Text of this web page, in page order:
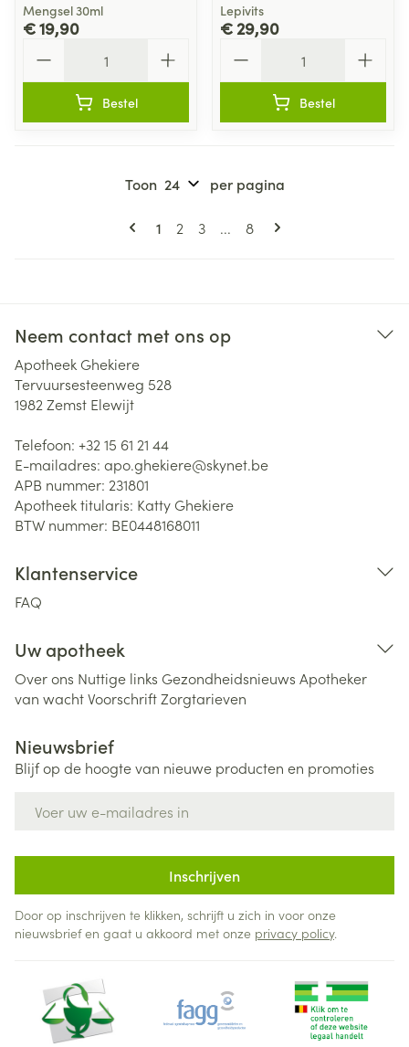
Mengsel 30ml
€ 19,90
Bestel
Lepivits
€ 29,90
Bestel
Pagina's
U lees momenteel pagina
1 Pagina
2 Pagina
3 ... Pagina
8
Toon per pagina
Neem contact met ons op
Apotheek Ghekiere
Tervuursesteenweg 528
1982 Zemst Elewijt
Telefoon: +32 15 61 21 44
E-mailadres: apo.ghekiere@skynet.be
APB nummer: 231801
Apotheek titularis: Katty Ghekiere
BTW nummer: BE0448168011
Klantenservice
FAQ
Uw apotheek
Over ons Nuttige links Gezondheidsnieuws Apotheker
van wachtVoorschriftZorgtarieven
Nieuwsbrief
Blijf op de hoogte van nieuwe producten en promoties
Inschrijven
Door op inschrijven te klikken, schrijft u zich in voor onze
nieuwsbrief en gaat u akkoord met onze privacy policy.